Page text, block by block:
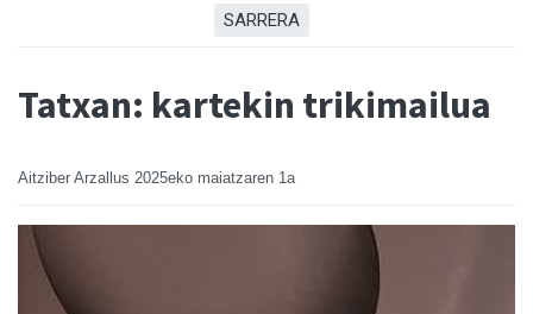
SARRERA
Tatxan: kartekin trikimailua
Aitziber Arzallus 2025eko maiatzaren 1a